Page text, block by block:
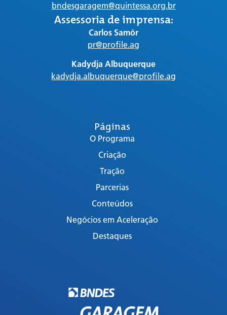
Páginas
O Programa
Criação
Tração
Parcerias
Conteúdos
Negócios em Aceleração
Destaques
bndesgaragem@quintessa.org.br
Assessoria de imprensa:
Carlos Samôr
pr@profile.ag
Kadydja Albuquerque
kadydja.albuquerque@profile.ag